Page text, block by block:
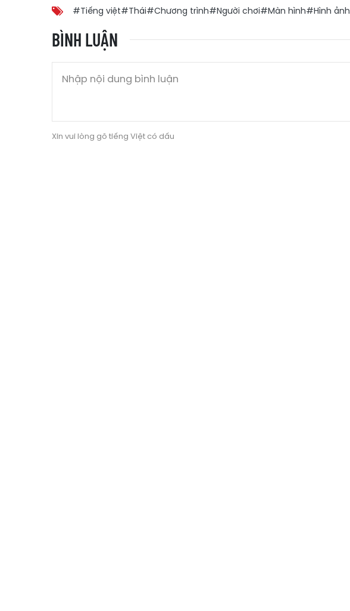
#Tiếng việt#Thái#Chương trình#Người chơi#Màn hình#Hình ảnh
BÌNH LUẬN
Xin vui lòng gõ tiếng Việt có dấu